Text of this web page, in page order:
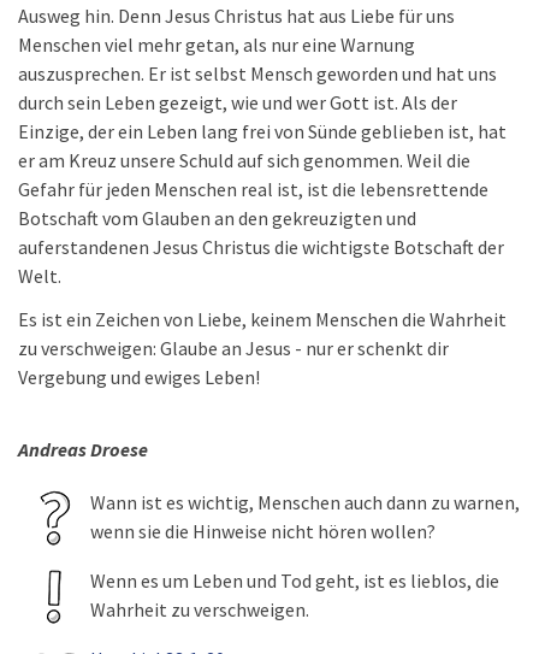
Ausweg hin. Denn Jesus Christus hat aus Liebe für uns
Menschen viel mehr getan, als nur eine Warnung
auszusprechen. Er ist selbst Mensch geworden und hat uns
durch sein Leben gezeigt, wie und wer Gott ist. Als der
Einzige, der ein Leben lang frei von Sünde geblieben ist, hat
er am Kreuz unsere Schuld auf sich genommen. Weil die
Gefahr für jeden Menschen real ist, ist die lebensrettende
Botschaft vom Glauben an den gekreuzigten und
auferstandenen Jesus Christus die wichtigste Botschaft der
Welt.
Es ist ein Zeichen von Liebe, keinem Menschen die Wahrheit
zu verschweigen: Glaube an Jesus - nur er schenkt dir
Vergebung und ewiges Leben!
Andreas Droese
Wann ist es wichtig, Menschen auch dann zu warnen,
wenn sie die Hinweise nicht hören wollen?
Wenn es um Leben und Tod geht, ist es lieblos, die
Wahrheit zu verschweigen.